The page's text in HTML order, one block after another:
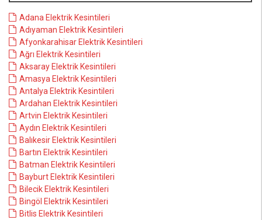
Adana Elektrik Kesintileri
Adıyaman Elektrik Kesintileri
Afyonkarahisar Elektrik Kesintileri
Ağrı Elektrik Kesintileri
Aksaray Elektrik Kesintileri
Amasya Elektrik Kesintileri
Antalya Elektrik Kesintileri
Ardahan Elektrik Kesintileri
Artvin Elektrik Kesintileri
Aydın Elektrik Kesintileri
Balıkesir Elektrik Kesintileri
Bartın Elektrik Kesintileri
Batman Elektrik Kesintileri
Bayburt Elektrik Kesintileri
Bilecik Elektrik Kesintileri
Bingöl Elektrik Kesintileri
Bitlis Elektrik Kesintileri